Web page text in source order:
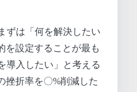
ずは「何を解決したい
を設定することが最も
導入したい」と考える
挫折率を〇%削減した